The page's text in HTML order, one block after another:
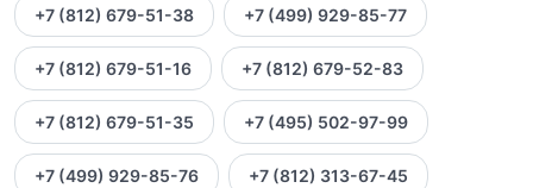
+7 (812) 679-51-38 +7 (499) 929-85-77
+7 (812) 679-51-16 +7 (812) 679-52-83
+7 (812) 679-51-35 +7 (495) 502-97-99
+7 (499) 929-85-76 +7 (812) 313-67-45